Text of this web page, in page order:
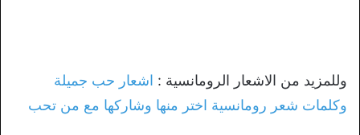
وللمزيد من الاشعار الرومانسية : اشعار حب جميلة
وكلمات شعر رومانسية اختر منها وشاركها مع من تحب